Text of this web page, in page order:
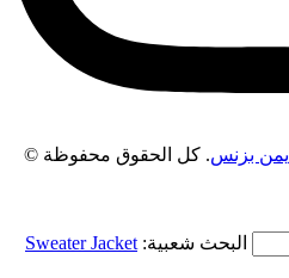
يمن بزنس. كل الحقوق محفوظة ©
البحث شعبية: SweaterJacket